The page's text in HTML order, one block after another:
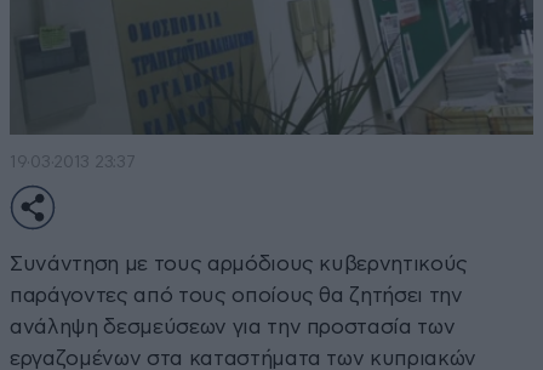
19·03·2013 23:37
Συνάντηση με τους αρμόδιους κυβερνητικούς
παράγοντες από τους οποίους θα ζητήσει την
ανάληψη δεσμεύσεων για την προστασία των
εργαζομένων στα καταστήματα των κυπριακών